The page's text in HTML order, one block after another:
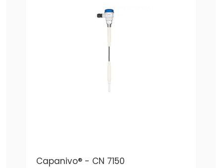
Capanivo® - CN 7150